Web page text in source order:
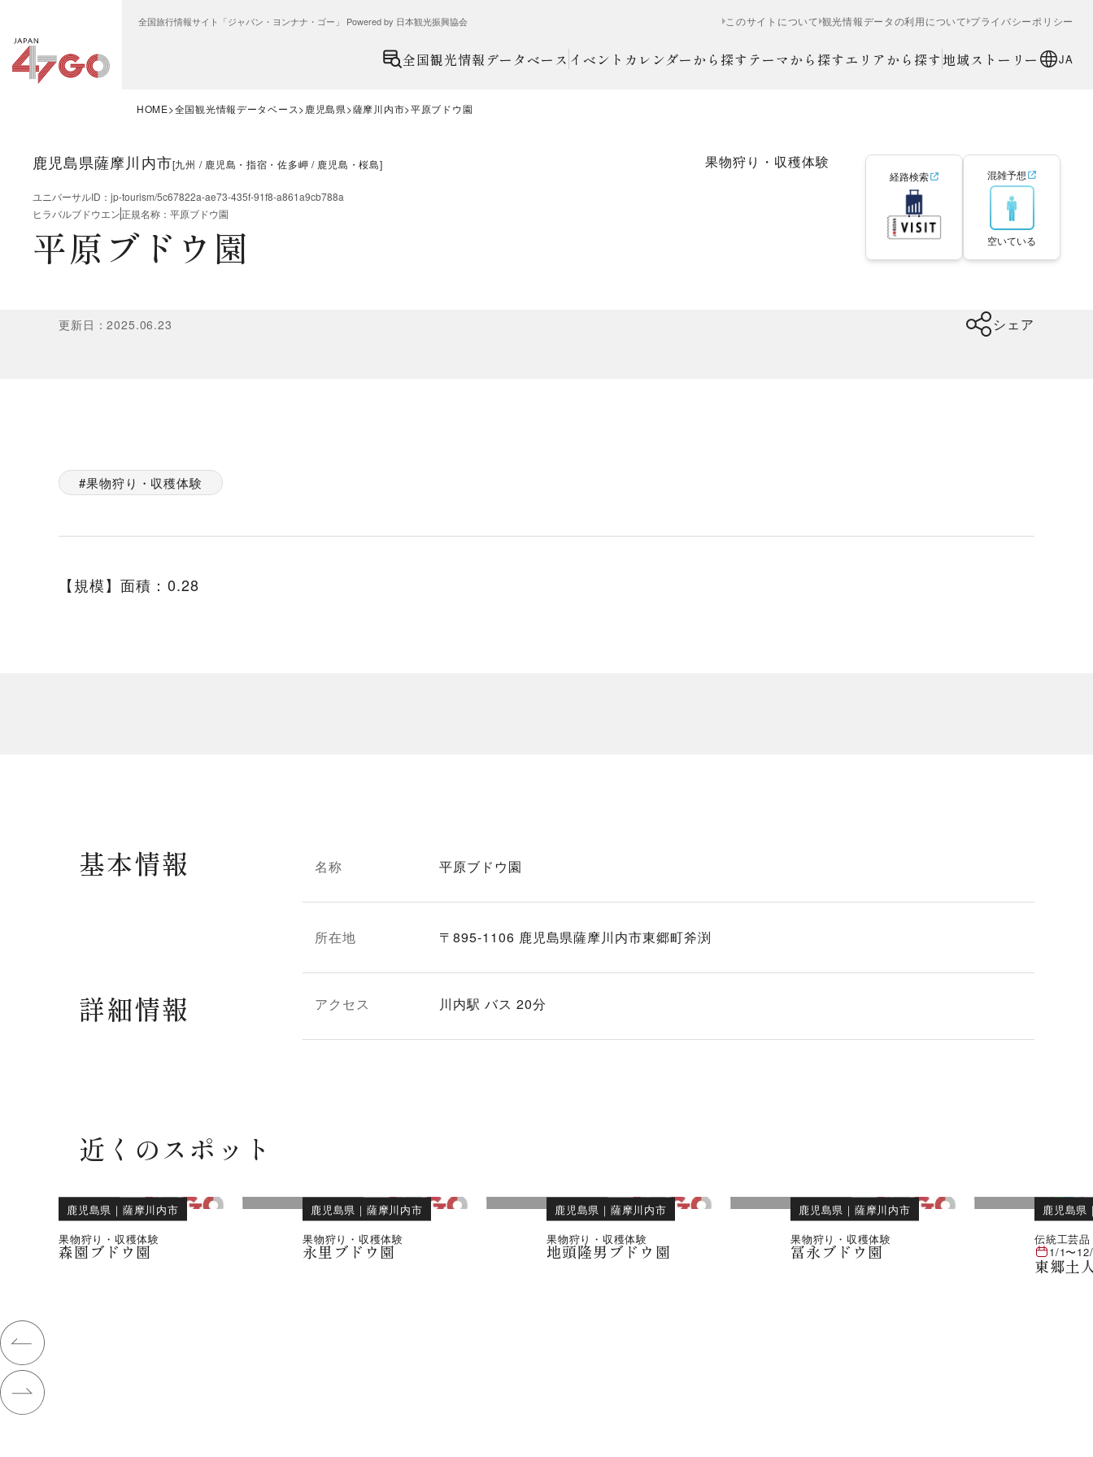
全国旅行情報サイト「ジャパン・ヨンナナ・ゴー」 Powered by 日本観光振興協会 このサイトについて 観光情報データの利用について プライバシーポリシー
全国観光情報データベース イベントカレンダーから探す テーマから探すエリアから探す 地域ストーリー JA
HOME 全国観光情報データベース 鹿児島県 薩摩川内市 平原ブドウ園
鹿児島県薩摩川内市[九州 鹿児島・指宿・佐多岬 鹿児島・桜島] 果物狩り・収穫体験
ユニバーサルID ： jp-tourism/5c67822a-ae73-435f-91f8-a861a9cb788a
ヒラバルブドウエン正規名称 ： 平原ブドウ園
平原ブドウ園
経路検索 混雑予想
空いている
更新日 ：2025.06.23 シェア
果物狩り・収穫体験
【規模】面積：0.28
基本情報 名称 平原ブドウ園
所在地 〒895-1106 鹿児島県薩摩川内市東郷町斧渕
詳細情報 アクセス 川内駅 バス 20分
近くのスポット
鹿児島県 ｜ 薩摩川内市
果物狩り・収穫体験
森園ブドウ園
鹿児島県 ｜ 薩摩川内市
果物狩り・収穫体験
永里ブドウ園
鹿児島県 ｜ 薩摩川内市
果物狩り・収穫体験
地頭隆男ブドウ園
鹿児島県 ｜ 薩摩川内市
果物狩り・収穫体験
冨永ブドウ園
鹿児島県
伝統工芸
1/1〜
東郷土